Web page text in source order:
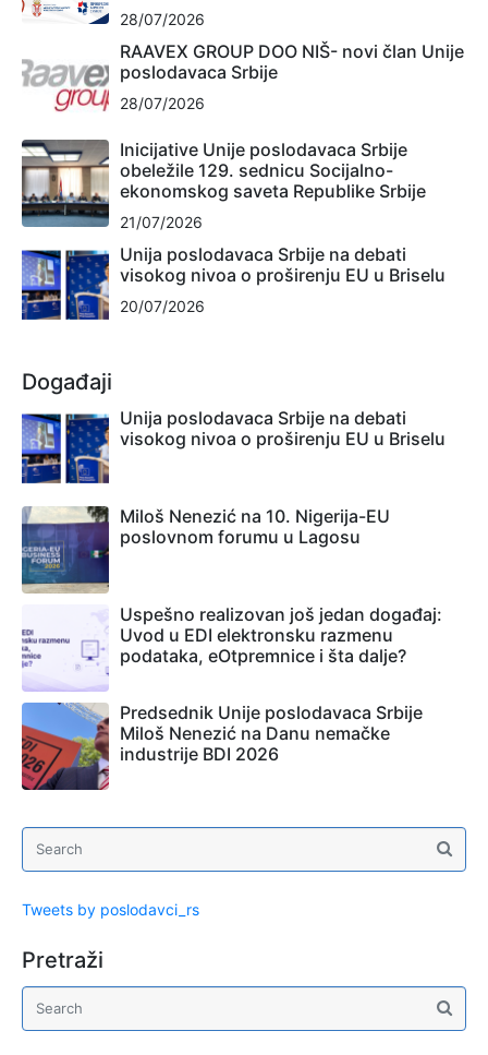
28/07/2026
RAAVEX GROUP DOO NIŠ- novi član Unije
poslodavaca Srbije
28/07/2026
Inicijative Unije poslodavaca Srbije
obeležile 129. sednicu Socijalno-
ekonomskog saveta Republike Srbije
21/07/2026
Unija poslodavaca Srbije na debati
visokog nivoa o proširenju EU u Briselu
20/07/2026
Događaji
Unija poslodavaca Srbije na debati
visokog nivoa o proširenju EU u Briselu
Miloš Nenezić na 10. Nigerija-EU
poslovnom forumu u Lagosu
Uspešno realizovan još jedan događaj:
Uvod u EDI elektronsku razmenu
podataka, eOtpremnice i šta dalje?
Predsednik Unije poslodavaca Srbije
Miloš Nenezić na Danu nemačke
industrije BDI 2026
Tweets by poslodavci_rs
Pretraži